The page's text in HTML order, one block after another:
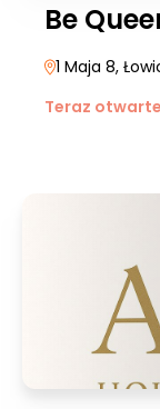
Be
1 Maja 8,
Teraz otwarte